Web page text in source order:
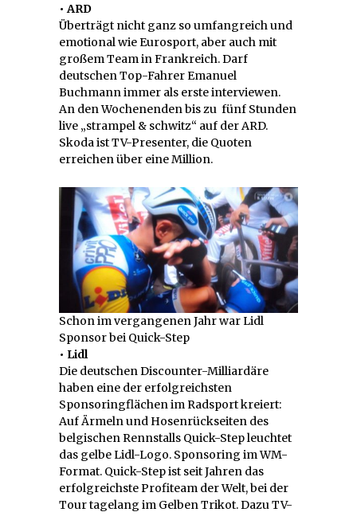
• ARD
Überträgt nicht ganz so umfangreich und
emotional wie Eurosport, aber auch mit
großem Team in Frankreich. Darf
deutschen Top-Fahrer Emanuel
Buchmann immer als erste interviewen.
An den Wochenenden bis zu fünf Stunden
live „strampel & schwitz“ auf der ARD.
Skoda ist TV-Presenter, die Quoten
erreichen über eine Million.
Schon im vergangenen Jahr war Lidl
Sponsor bei Quick-Step
• Lidl
Die deutschen Discounter-Milliardäre
haben eine der erfolgreichsten
Sponsoringflächen im Radsport kreiert:
Auf Ärmeln und Hosenrückseiten des
belgischen Rennstalls Quick-Step leuchtet
das gelbe Lidl-Logo. Sponsoring im WM-
Format. Quick-Step ist seit Jahren das
erfolgreichste Profiteam der Welt, bei der
Tour tagelang im Gelben Trikot. Dazu TV-